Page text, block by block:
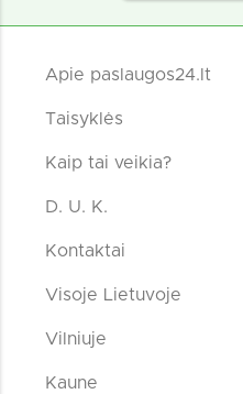
Apie paslaugos24.lt
Taisyklės
Kaip tai veikia?
D. U. K.
Kontaktai
Visoje Lietuvoje
Vilniuje
Kaune